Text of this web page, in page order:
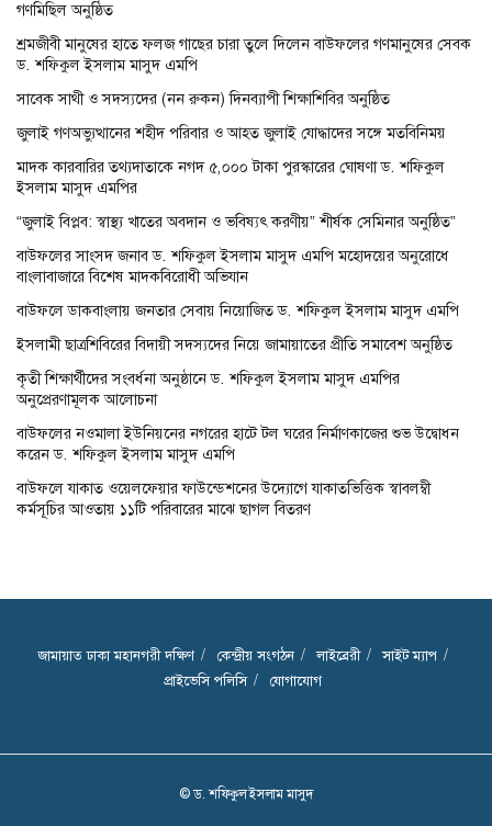
গণমিছিল অনুষ্ঠিত
শ্রমজীবী মানুষের হাতে ফলজ গাছের চারা তুলে দিলেন বাউফলের গণমানুষের সেবক
ড. শফিকুল ইসলাম মাসুদ এমপি
সাবেক সাথী ও সদস্যদের (নন রুকন) দিনব্যাপী শিক্ষাশিবির অনুষ্ঠিত
জুলাই গণঅভ্যুত্থানের শহীদ পরিবার ও আহত জুলাই যোদ্ধাদের সঙ্গে মতবিনিময়
মাদক কারবারির তথ্যদাতাকে নগদ ৫,০০০ টাকা পুরস্কারের ঘোষণা ড. শফিকুল
ইসলাম মাসুদ এমপির
“জুলাই বিপ্লব: স্বাস্থ্য খাতের অবদান ও ভবিষ্যৎ করণীয়” শীর্ষক সেমিনার অনুষ্ঠিত”
বাউফলের সাংসদ জনাব ড. শফিকুল ইসলাম মাসুদ এমপি মহোদয়ের অনুরোধে
বাংলাবাজারে বিশেষ মাদকবিরোধী অভিযান
বাউফলে ডাকবাংলায় জনতার সেবায় নিয়োজিত ড. শফিকুল ইসলাম মাসুদ এমপি
ইসলামী ছাত্রশিবিরের বিদায়ী সদস্যদের নিয়ে জামায়াতের প্রীতি সমাবেশ অনুষ্ঠিত
কৃতী শিক্ষার্থীদের সংবর্ধনা অনুষ্ঠানে ড. শফিকুল ইসলাম মাসুদ এমপির
অনুপ্রেরণামূলক আলোচনা
বাউফলের নওমালা ইউনিয়নের নগরের হাটে টল ঘরের নির্মাণকাজের শুভ উদ্বোধন
করেন ড. শফিকুল ইসলাম মাসুদ এমপি
বাউফলে যাকাত ওয়েলফেয়ার ফাউন্ডেশনের উদ্যোগে যাকাতভিত্তিক স্বাবলম্বী
কর্মসূচির আওতায় ১১টি পরিবারের মাঝে ছাগল বিতরণ
জামায়াত ঢাকা মহানগরী দক্ষিণ কেন্দ্রীয় সংগঠন লাইব্রেরী
সাইট ম্যাপ
প্রাইভেসি পলিসি
যোগাযোগ
© ড. শফিকুল ইসলাম মাসুদ